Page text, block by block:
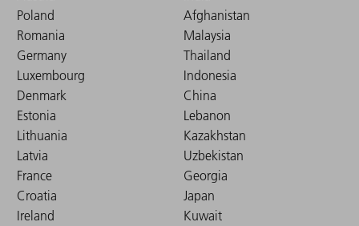
Poland
Romania
Germany
Luxembourg
Denmark
Estonia
Lithuania
Latvia
France
Croatia
Ireland
Afghanistan
Malaysia
Thailand
Indonesia
China
Lebanon
Kazakhstan
Uzbekistan
Georgia
Japan
Kuwait